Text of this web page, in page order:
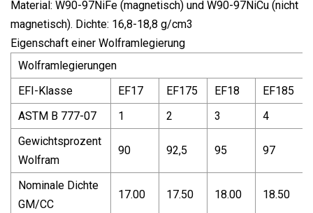
Material: W90-97NiFe (magnetisch) und W90-97NiCu (nicht
magnetisch). Dichte: 16,8-18,8 g/cm3
Eigenschaft einer Wolframlegierung
Wolframlegierungen
EFI-Klasse
EF17 EF175 EF18
EF185
ASTM B 777-07
1 2 3
4
Gewichtsprozent
Wolfram
90 92,5 95 97
Nominale Dichte
GM/CC
17.00 17.50 18.00 18.50